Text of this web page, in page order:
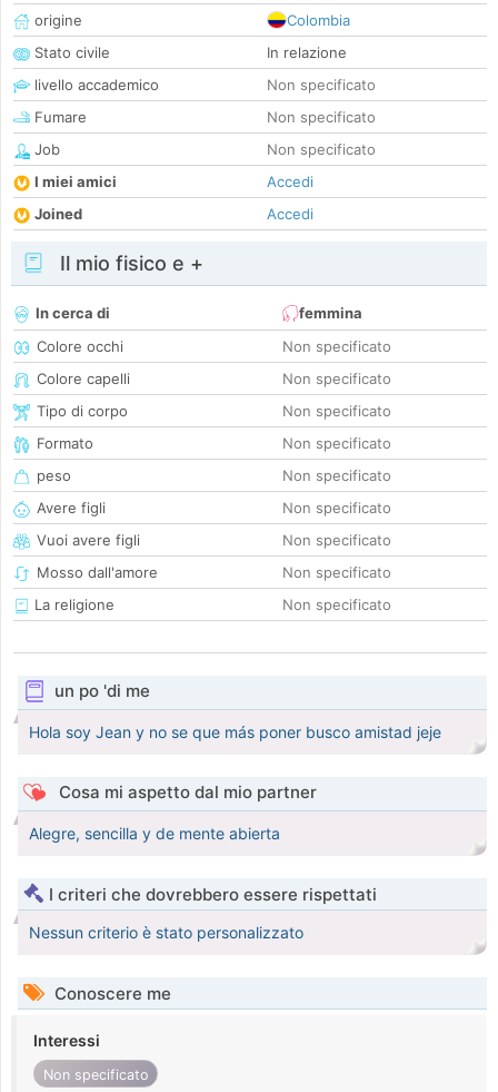
origine
Colombia
Stato civile
In relazione
livello accademico
Non specificato
Fumare
Non specificato
Job
Non specificato
I miei amici
Accedi
Joined
Accedi
Il mio fisico e +
In cerca di
femmina
Colore occhi
Non specificato
Colore capelli
Non specificato
Tipo di corpo
Non specificato
Formato
Non specificato
peso
Non specificato
Avere figli
Non specificato
Vuoi avere figli
Non specificato
Mosso dall'amore
Non specificato
La religione
Non specificato
un po 'di me
Hola soy Jean y no se que más poner busco amistad jeje
Cosa mi aspetto dal mio partner
Alegre, sencilla y de mente abierta
I criteri che dovrebbero essere rispettati
Nessun criterio è stato personalizzato
Conoscere me
Interessi
Non specificato